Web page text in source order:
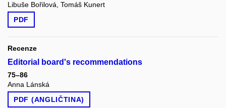
Libuše Bořilová, Tomáš Kunert
PDF
Recenze
Editorial board's recommendations
75–86
Anna Lánská
PDF (ANGLIČTINA)